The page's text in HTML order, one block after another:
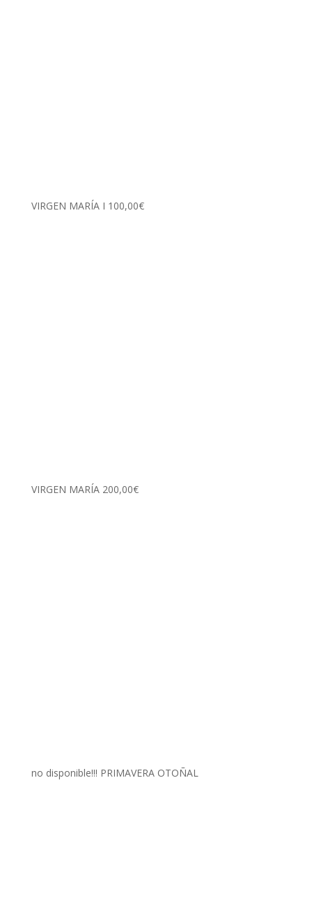
VIRGEN MARÍA I 100,00€
VIRGEN MARÍA 200,00€
no disponible!!! PRIMAVERA OTOÑAL